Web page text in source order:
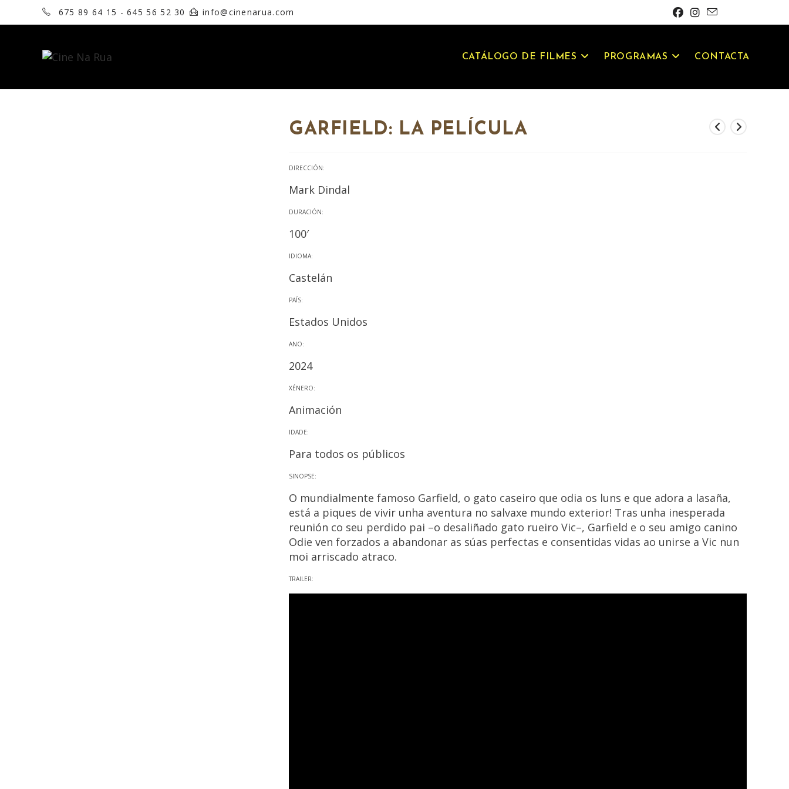
675 89 64 15 - 645 56 52 30 info@cinenarua.com
CATÁLOGO DE FILMES PROGRAMAS CONTACTA
GARFIELD: LA PELÍCULA
DIRECCIÓN:
Mark Dindal
DURACIÓN:
100′
IDIOMA:
Castelán
PAÍS:
Estados Unidos
ANO:
2024
XÉNERO:
Animación
IDADE:
Para todos os públicos
SINOPSE:
O mundialmente famoso Garfield, o gato caseiro que odia os luns e que adora a lasaña,
está a piques de vivir unha aventura no salvaxe mundo exterior! Tras unha inesperada
reunión co seu perdido pai –o desaliñado gato rueiro Vic–, Garfield e o seu amigo canino
Odie ven forzados a abandonar as súas perfectas e consentidas vidas ao unirse a Vic nun
moi arriscado atraco.
TRAILER: